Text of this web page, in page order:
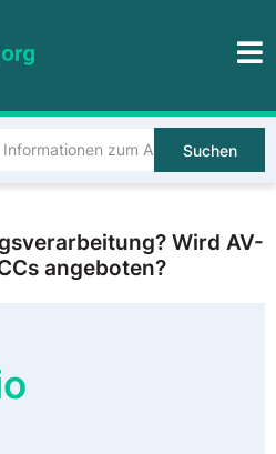
Suchen
Wird AV-
angeboten?